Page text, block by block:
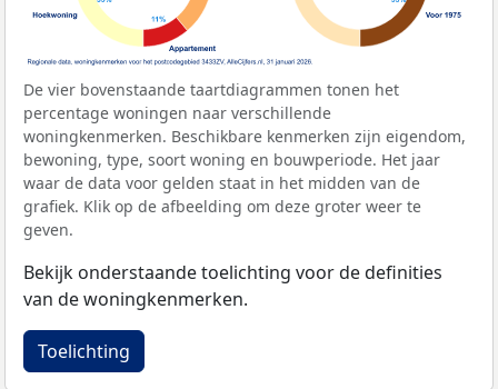
De vier bovenstaande taartdiagrammen tonen het
percentage woningen naar verschillende
woningkenmerken. Beschikbare kenmerken zijn eigendom,
bewoning, type, soort woning en bouwperiode. Het jaar
waar de data voor gelden staat in het midden van de
grafiek. Klik op de afbeelding om deze groter weer te
geven.
Bekijk onderstaande toelichting voor de definities
van de woningkenmerken.
Toelichting